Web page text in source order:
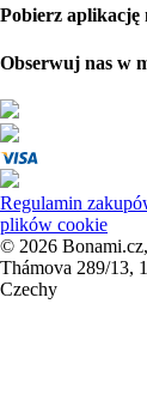
Pobierz aplikację
Obserwuj nas w
Regulamin
plików cookie
© 2026
Thámova 289/13,
Czechy